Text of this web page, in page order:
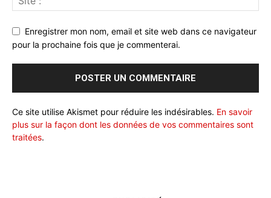
Enregistrer mon nom, email et site web dans ce navigateur
pour la prochaine fois que je commenterai.
Ce site utilise Akismet pour réduire les indésirables. En savoir
plus sur la façon dont les données de vos commentaires sont
traitées.